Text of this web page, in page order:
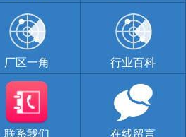
厂区一角 行业百科
联系我们 在线留言